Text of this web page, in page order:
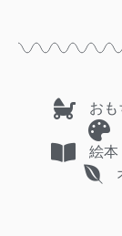
おも
絵本